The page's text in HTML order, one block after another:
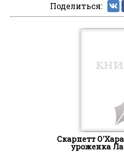
Поделиться:
Скарпетт
уроженка